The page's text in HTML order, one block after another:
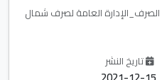
العامة لصرف شمال
تاريخ النشر